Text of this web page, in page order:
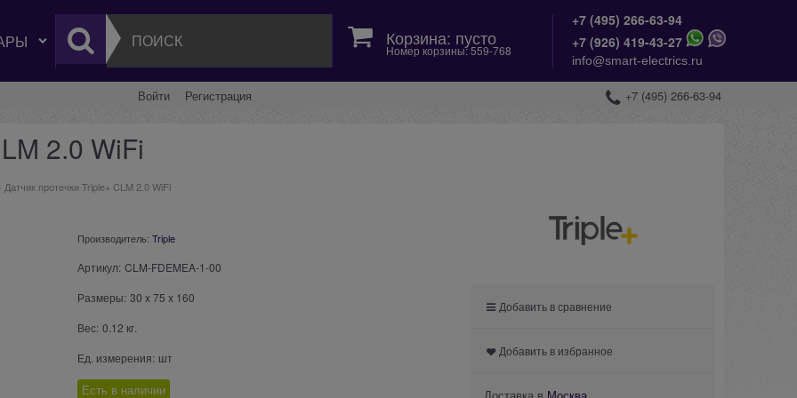
Корзина: пусто
Номер корзины: 559-768
+7 (495) 266-63-94
+7 (926) 419-43-27
info@smart-electrics.ru
Войти Регистрация +7 (495) 266-63-94
2.0 WiFi
Датчик протечки Triple+ CLM 2.0 WiFi
Производитель: Triple
Артикул: CLM-FDEMEA-1-00
Размеры: 30 x75 x 160
Вес: 0.12 кг.
Ед. измерения: шт
Есть в наличии
Добавить в сравнение
Добавить в избранное